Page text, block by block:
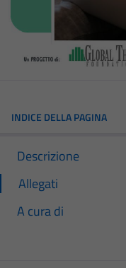
INDICE DELLA PAGINA
Descrizione
Allegati
A cura di